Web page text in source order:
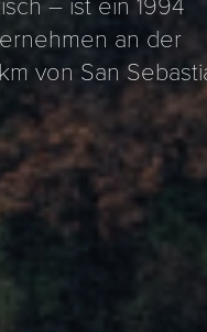
– ist ein 1994
an der
von San